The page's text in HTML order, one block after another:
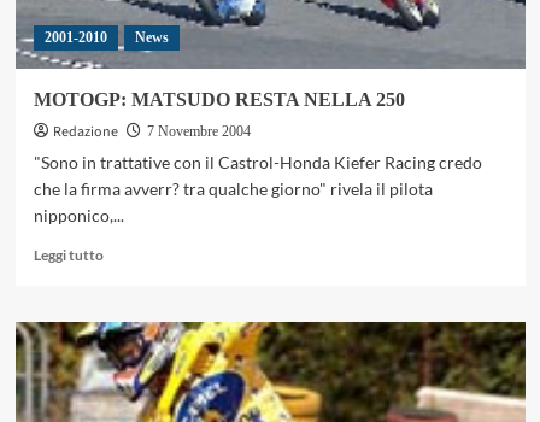
2001-2010 News
MOTOGP: MATSUDO RESTA NELLA 250
Redazione
7 Novembre 2004
"Sono in trattative con il Castrol-Honda Kiefer Racing credo
che la firma avverr? tra qualche giorno" rivela il pilota
nipponico,...
Leggi tuttoLeggi
su
MOTOGP:
MATSUDO
RESTA
NELLA